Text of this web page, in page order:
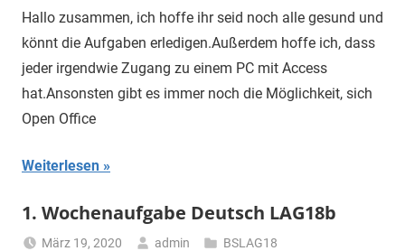
Hallo zusammen, ich hoffe ihr seid noch alle gesund und
könnt die Aufgaben erledigen.Außerdem hoffe ich, dass
jeder irgendwie Zugang zu einem PC mit Access
hat.Ansonsten gibt es immer noch die Möglichkeit, sich
Open Office
Weiterlesen
1. Wochenaufgabe Deutsch LAG18b
März 19, 2020 admin BSLAG18